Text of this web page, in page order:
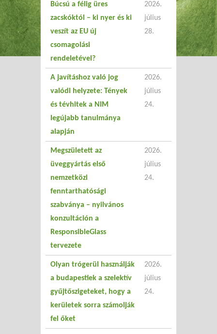
Búcsú a félig üres
zacskóktól – ki nyer és ki
veszít az EU új
csomagolási
rendeletével?
2026.
július
28.
A javításhoz való jog
valódi helyzete: Tények
és tévhitek a NIM
legújabb tanulmánya
alapján
2026.
július
24.
Megszületett az
üveggyártás első
nemzetközi
fenntarthatósági
szabványa – nyilvános
konzultáción a
ResponsibleGlass
tervezete
2026.
július
24.
Olyan trógerül használják
a budapestiek a szelektív
gyűjtőszigeteket, hogy a
kerületek sorra számolják
fel őket
2026.
július
24.